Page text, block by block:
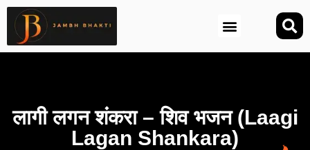
लागी लगन शंकरा – शिव भजन (Laagi
Lagan Shankara)